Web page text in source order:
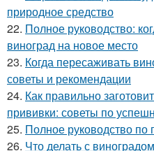
природное средство
22. Полное руководство:
виноград на новое место
23. Когда пересаживать
советы и рекомендации
24. Как правильно
прививки: советы по
25. Полное руководство по
26. Что делать с